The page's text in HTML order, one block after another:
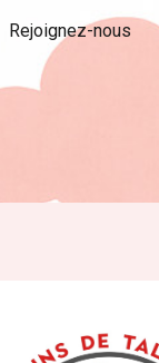
Rejoignez-nous